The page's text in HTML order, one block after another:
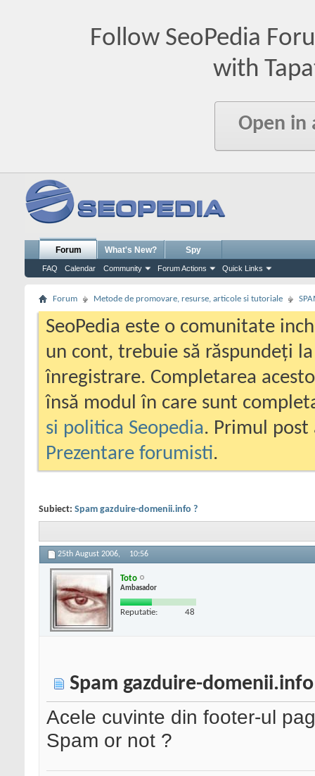
Follow SeoPedia
with
Open in
Forum
FAQ Calendar Community Forum Actions Quick Links
What's New? Spy
Forum Metode de promovare, resurse, articole si tutoriale
SeoPedia este o comunitate
un cont, trebuie să răspundeți
înregistrare. Completarea
însă modul în care sunt
si politica Seopedia. Primul
Prezentare forumisti.
Subiect: Spam gazduire-domenii.info ?
25th August 2006, 10:56
Toto
Ambasador
Reputatie: 48
Spam gazduire-
Acele cuvinte din footer-ul
Spam or not ?